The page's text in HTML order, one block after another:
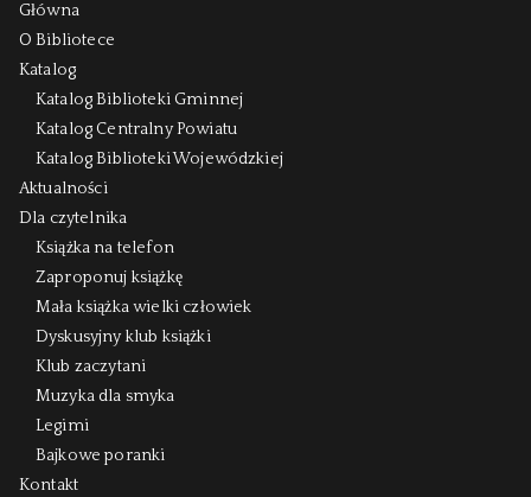
Główna
O Bibliotece
Katalog
Katalog Biblioteki Gminnej
Katalog Centralny Powiatu
Katalog Biblioteki Wojewódzkiej
Aktualności
Dla czytelnika
Książka na telefon
Zaproponuj książkę
Mała książka wielki człowiek
Dyskusyjny klub książki
Klub zaczytani
Muzyka dla smyka
Legimi
Bajkowe poranki
Kontakt